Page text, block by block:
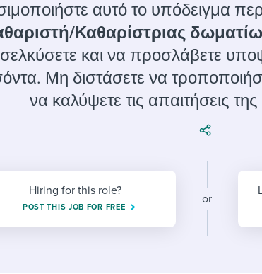
Candidate/employee experiences
Workable
Workable
Workable
αυτό το υπόδειγμα
Καθαρίστριας
και να προσλάβετε
Μη διστάσετε να
να καλύψετε τις απαιτήσεις
Hiring for this role?
POST THIS JOB FOR FREE
or